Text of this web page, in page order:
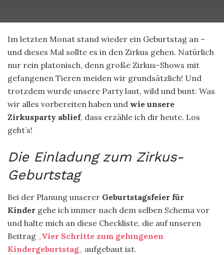
Im letzten Monat stand wieder ein Geburtstag an –
und dieses Mal sollte es in den Zirkus gehen. Natürlich
nur rein platonisch, denn große Zirkus-Shows mit
gefangenen Tieren meiden wir grundsätzlich! Und
trotzdem wurde unsere Party laut, wild und bunt: Was
wir alles vorbereiten haben und wie unsere
Zirkusparty ablief, dass erzähle ich dir heute. Los
geht’s!
Die Einladung zum Zirkus-
Geburtstag
Bei der Planung unserer Geburtstagsfeier für
Kinder gehe ich immer nach dem selben Schema vor
und halte mich an diese Checkliste, die auf unseren
Beitrag „Vier Schritte zum gelungenen
Kindergeburtstag„ aufgebaut ist.